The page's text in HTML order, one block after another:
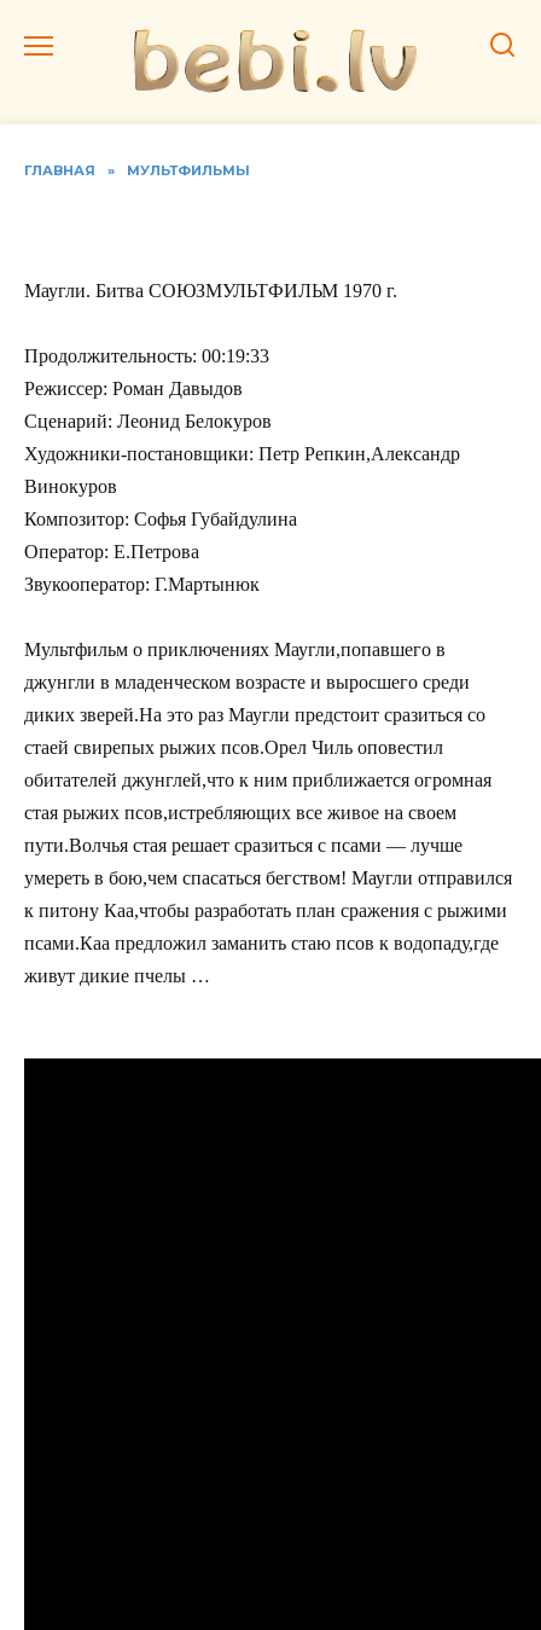
ГЛАВНАЯ » МУЛЬТФИЛЬМЫ
Маугли. Битва СОЮЗМУЛЬТФИЛЬМ 1970 г.
Продолжительность: 00:19:33
Режиссер: Роман Давыдов
Сценарий: Леонид Белокуров
Художники-постановщики: Петр Репкин,Александр
Винокуров
Композитор: Софья Губайдулина
Оператор: Е.Петрова
Звукооператор: Г.Мартынюк
Мультфильм о приключениях Маугли,попавшего в
джунгли в младенческом возрасте и выросшего среди
диких зверей.На это раз Маугли предстоит сразиться со
стаей свирепых рыжих псов.Орел Чиль оповестил
обитателей джунглей,что к ним приближается огромная
стая рыжих псов,истребляющих все живое на своем
пути.Волчья стая решает сразиться с псами — лучше
умереть в бою,чем спасаться бегством! Маугли отправился
к питону Каа,чтобы разработать план сражения с рыжими
псами.Каа предложил заманить стаю псов к водопаду,где
живут дикие пчелы …